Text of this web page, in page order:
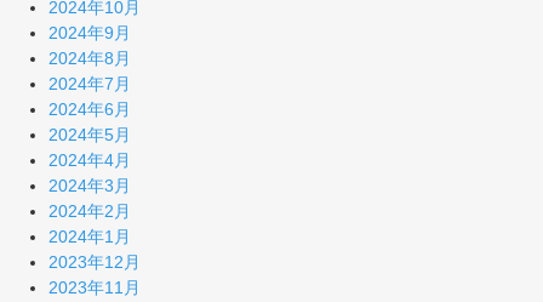
2024年10月
2024年9月
2024年8月
2024年7月
2024年6月
2024年5月
2024年4月
2024年3月
2024年2月
2024年1月
2023年12月
2023年11月